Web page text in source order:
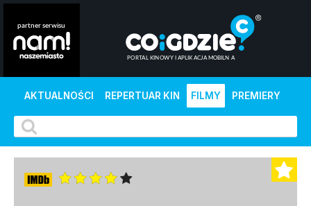
AKTUALNOŚCI REPERTUAR KIN FILMY PREMIERY